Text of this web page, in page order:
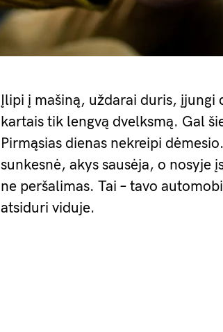
Įlipi į mašiną, uždarai duris, įjungi
kartais tik lengvą dvelksmą. Gal
Pirmąsias dienas nekreipi
sunkesnė, akys sausėja, o nosyje
ne peršalimas. Tai – tavo
atsiduri viduje.